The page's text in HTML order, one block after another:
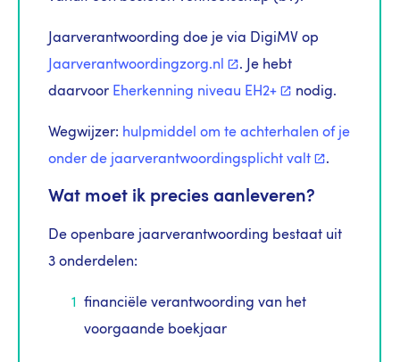
Jaarverantwoording doe je via DigiMV op
Jaarverantwoordingzorg.nl
. Je hebt
daarvoor Eherkenning niveau EH2+ nodig.
Wegwijzer: hulpmiddel om te achterhalen of je
onder de jaarverantwoordingsplicht valt .
Wat moet ik precies aanleveren?
De openbare jaarverantwoording bestaat uit
3 onderdelen:
financiële verantwoording van het
voorgaande boekjaar